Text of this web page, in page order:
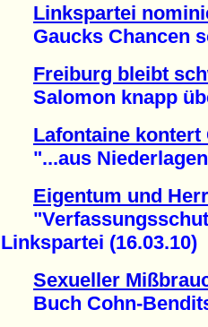
Linkspartei
Gaucks Chancen
Freiburg bleibt
Salomon knapp
Lafontaine kontert
"...aus Niederlagen
Eigentum und
Linkspartei (16.03.10)
Sexueller
Buch Cohn-Bendits